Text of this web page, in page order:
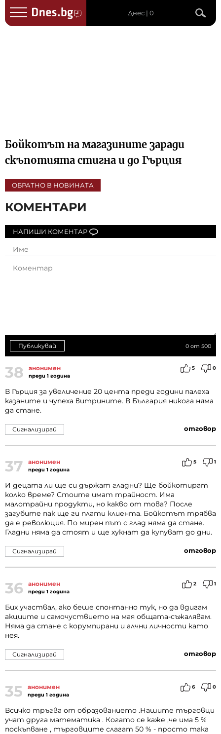
Днес | 0
Бойкотът на магазините заради
скъпотията стигна и до Гърция
ОБРАТНО В НОВИНАТА
КОМЕНТАРИ
НАПИШИ КОМЕНТАР
0 от 500
Публикувай
38 анонимен
преди 1 година
5 0
В Гърция за увеличение 20 цента преди години палеха
казаните и чупеха витрините. В България никога няма
да стане.
отговор
Сигнализирай
37 анонимен
преди 1 година
5 1
И децата ли ще си държат гладни? Ще бойкотират
колко време? Стоите имат трайност. Има
малотрайни продукти, но какво от това? После
загубите пак ще ги плати клиента. Бойкотът трябва
да е революция. По мирен път с глад няма да стане.
Гладни няма да стоят и ще хукнат да купуват до дни.
отговор
Сигнализирай
36 анонимен
преди 1 година
2 1
Бих участвал, ако беше спонтанно тук, но да вдигам
акциите и самочуствието на мая общата-съжалявам.
Няма да стане с корумпирани и алчни личности като
нея.
отговор
Сигнализирай
35 анонимен
преди 1 година
6 0
Всичко тръгва от образованието .Нашите търговци
учат друга математика . Когато се каже ,че има 5 %
поскъпване , търговците слагат 50 % - просто така